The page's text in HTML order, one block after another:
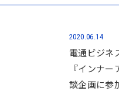
2020.06.14
電通ビジネ
『インナ
談企画に参